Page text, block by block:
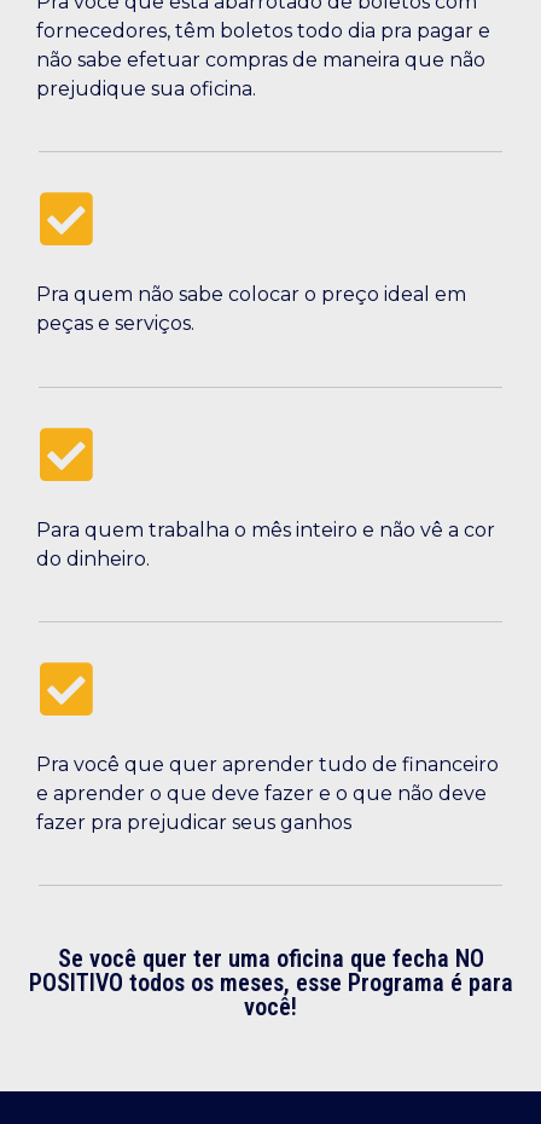
fornecedores, têm boletos todo dia pra pagar e
não sabe efetuar compras de maneira que não
prejudique sua oficina.
Pra quem não sabe colocar o preço ideal em
peças e serviços.
Para quem trabalha o mês inteiro e não vê a cor
do dinheiro.
Pra você que quer aprender tudo de financeiro
e aprender o que deve fazer e o que não deve
fazer pra prejudicar seus ganhos
Se você quer ter uma oficina que fecha NO
POSITIVO todos os meses, esse Programa é para
você!